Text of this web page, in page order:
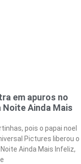
em apuros no
Noite Ainda Mais
pois o papai noel
Pictures liberou o
Ainda Mais Infeliz,